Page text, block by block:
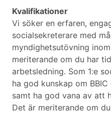
Kvalifikationer
Vi söker en erfaren,
socialsekreterare med
myndighetsutövning
meriterande om du har
arbetsledning. Som 1:e
ha god kunskap om
samt ha god vana av att
Det är meriterande om